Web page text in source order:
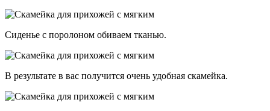
Сиденье с поролоном обиваем тканью.
В результате в вас получится очень удобная скамейка.